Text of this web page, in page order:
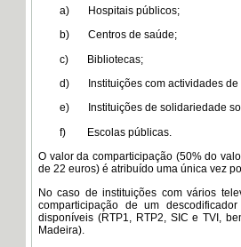
a)
Hospitais públicos;
b)
Centros de saúde;
c)
Bibliotecas;
d)
Instituições com actividades
e)
Instituições de solidariedade
f)
Escolas públicas.
O valor da comparticipação (50% do
de 22 euros) é atribuído uma única vez
No caso de instituições com vários
comparticipação de um
disponíveis (RTP1, RTP2, SIC e TVI,
Madeira).